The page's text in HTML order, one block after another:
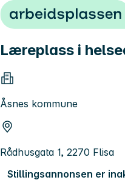
Hopp til innhold
Læreplass i
Åsnes kommune
Rådhusgata 1, 2270 Flisa
Stillingsannonsen er